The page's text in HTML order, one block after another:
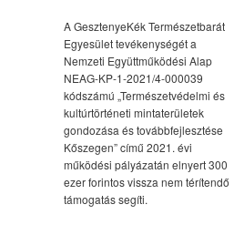
A GesztenyeKék Természetbarát
Egyesület tevékenységét a
Nemzeti Együttműködési Alap
NEAG-KP-1-2021/4-000039
kódszámú „Természetvédelmi és
kultúrtörténeti mintaterületek
gondozása és továbbfejlesztése
Kőszegen” című 2021. évi
működési pályázatán elnyert 300
ezer forintos vissza nem térítendő
támogatás segíti.